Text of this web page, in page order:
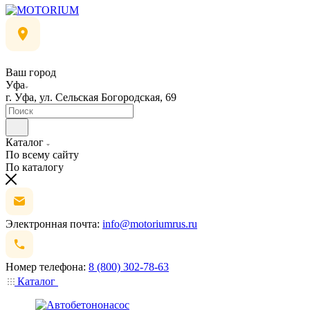
Ваш город
Уфа
г. Уфа, ул. Сельская Богородская, 69
Каталог
По всему сайту
По каталогу
Электронная почта: info@motoriumrus.ru
Номер телефона: 8 (800) 302-78-63
Каталог